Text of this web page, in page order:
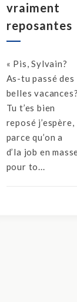
vraiment
reposantes
« Pis, Sylvain?
As-tu passé des
belles vacances?
Tu t’es bien
reposé j’espère,
parce qu’on a
d’la job en
pour to...